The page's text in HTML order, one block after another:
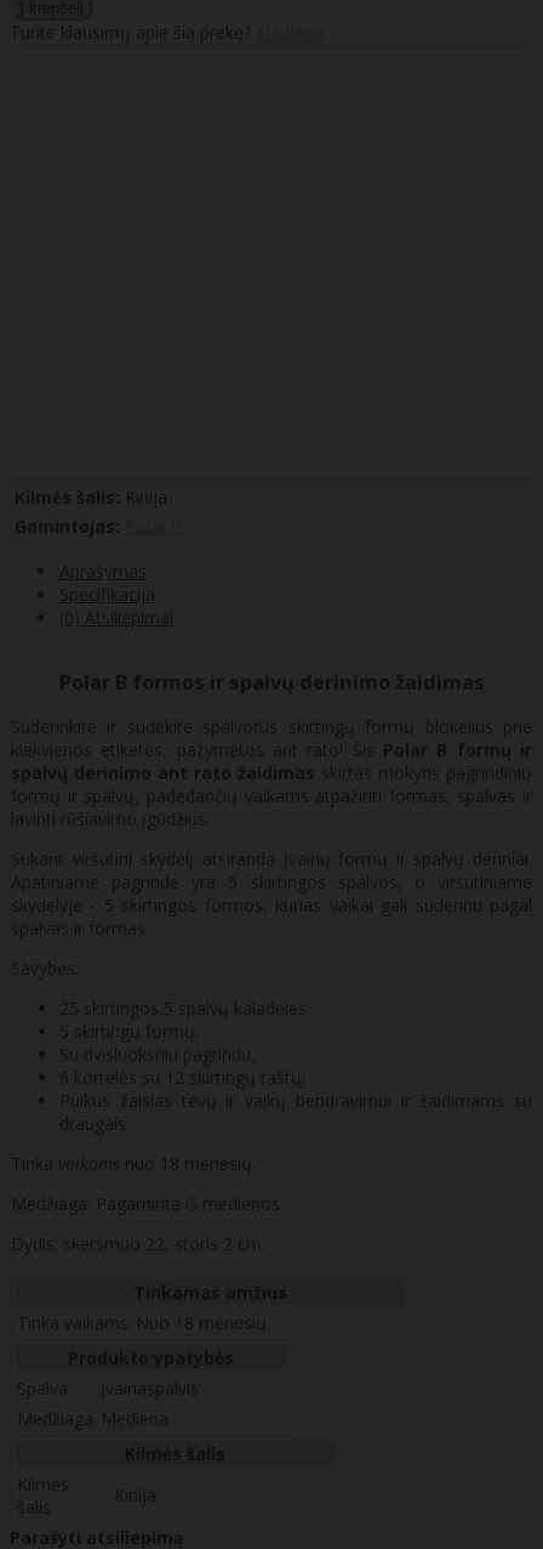
Turite klausimų apie šią prekę?
Kilmės šalis: Kinija
Gamintojas:
Aprašymas
Specifikacija
(0) Atsiliepimai
Polar B formos ir spalvų derinimo žaidimas
Suderinkite ir sudėkite spalvotus skirtingų formų blokelius prie
kiekvienos etiketės, pažymėtos ant rato! Šis Polar B formų ir
spalvų derinimo ant rato žaidimas skirtas mokytis pagrindinių
formų ir spalvų, padedančių vaikams atpažinti formas, spalvas ir
lavinti rūšiavimo įgūdžius.
Sukant viršutinį skydelį atsiranda įvairių formų ir spalvų deriniai.
Apatiniame pagrinde yra 5 skirtingos spalvos, o viršutiniame
skydelyje - 5 skirtingos formos, kurias vaikai gali suderinti pagal
spalvas ir formas.
Savybės:
25 skirtingos 5 spalvų kaladėlės;
5 skirtingų formų;
Su dvisluoksniu pagrindu.;
6 kortelės su 12 skirtingų raštų;
Puikus žaislas tėvų ir vaikų bendravimui ir žaidimams su
draugais.
Tinka vaikams nuo 18 mėnesių.
Medžiaga: Pagaminta iš medienos.
Dydis: skersmuo 22, storis 2 cm.
Tinka vaikams Nuo 18 mėnesių.
Spalva
Įvairiaspalvis
Medžiaga Mediena
Kilmės
šalis
Kinija
Parašyti atsiliepimą